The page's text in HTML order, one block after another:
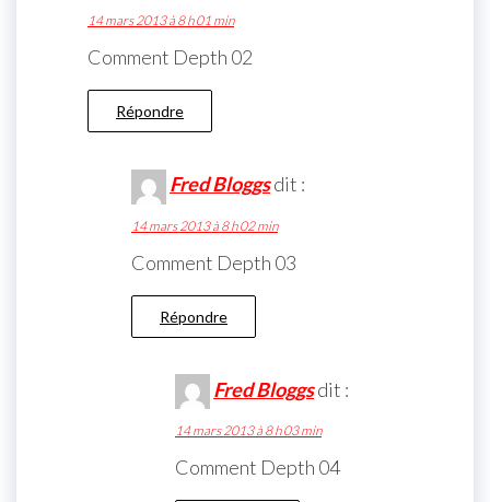
14 mars 2013 à 8 h 01 min
Comment Depth 02
Répondre
Fred Bloggsdit :
14 mars 2013 à 8 h 02 min
Comment Depth 03
Répondre
Fred Bloggsdit :
14 mars 2013 à 8 h 03 min
Comment Depth 04